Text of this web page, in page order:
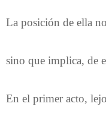
La posición de ella
sino que implica, de
En el primer acto,